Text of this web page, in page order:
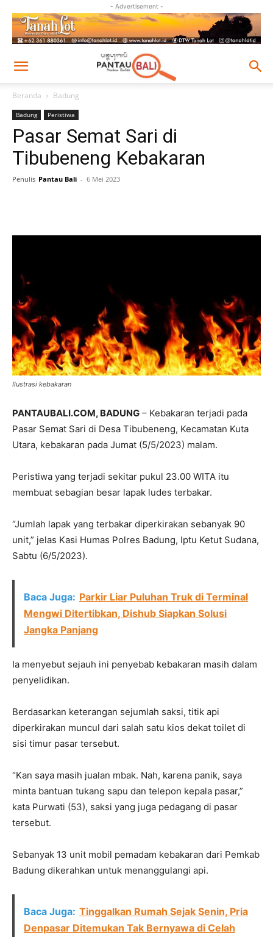
- Advertisement -
Beranda Badung
Badung Peristiwa
Pasar Semat Sari di
Tibubeneng Kebakaran
Penulis Pantau Bali - 6 Mei 2023
Ilustrasi kebakaran
PANTAUBALI.COM, BADUNG – Kebakaran terjadi pada
Pasar Semat Sari di Desa Tibubeneng, Kecamatan Kuta
Utara, kebakaran pada Jumat (5/5/2023) malam.
Peristiwa yang terjadi sekitar pukul 23.00 WITA itu
membuat sebagian besar lapak ludes terbakar.
“Jumlah lapak yang terbakar diperkirakan sebanyak 90
unit,” jelas Kasi Humas Polres Badung, Iptu Ketut Sudana,
Sabtu (6/5/2023).
Baca Juga: Parkir Liar Puluhan Truk di Terminal
Mengwi Ditertibkan, Dishub Siapkan Solusi
Jangka Panjang
Ia menyebut sejauh ini penyebab kebakaran masih dalam
penyelidikan.
Berdasarkan keterangan sejumlah saksi, titik api
diperkirakan muncul dari salah satu kios dekat toilet di
sisi timur pasar tersebut.
“Kan saya masih jualan mbak. Nah, karena panik, saya
minta bantuan tukang sapu dan telepon kepala pasar,”
kata Purwati (53), saksi yang juga pedagang di pasar
tersebut.
Sebanyak 13 unit mobil pemadam kebakaran dari Pemkab
Badung dikerahkan untuk menanggulangi api.
Baca Juga: Tinggalkan Rumah Sejak Senin, Pria
Denpasar Ditemukan Tak Bernyawa di Celah